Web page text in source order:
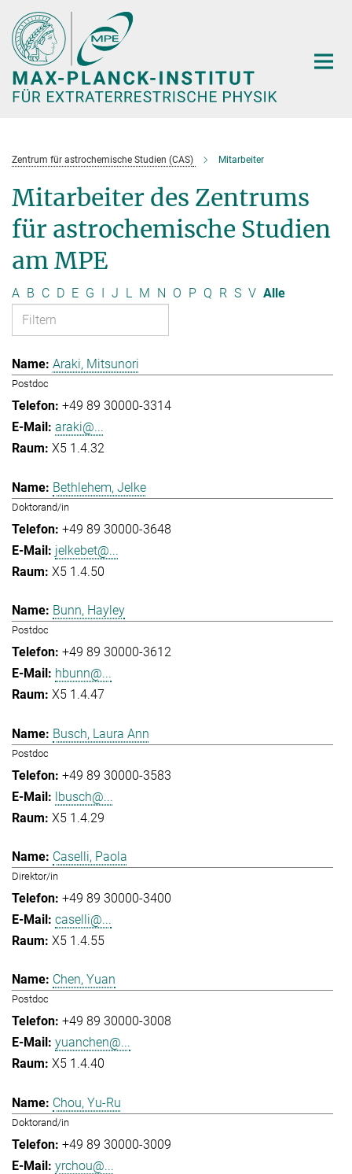
Hauptinhalt
Zentrum für astrochemische Studien (CAS) Mitarbeiter
Mitarbeiter des Zentrums
für astrochemische Studien
am MPE
A B C D E G I J L M N O P Q R S V Alle
Araki, Mitsunori
Postdoc
+49 89 30000-3314
araki@...
X5 1.4.32
Bethlehem, Jelke
Doktorand/in
+49 89 30000-3648
jelkebet@...
X5 1.4.50
Bunn, Hayley
Postdoc
+49 89 30000-3612
hbunn@...
X5 1.4.47
Busch, Laura Ann
Postdoc
+49 89 30000-3583
lbusch@...
X5 1.4.29
Caselli, Paola
Direktor/in
+49 89 30000-3400
caselli@...
X5 1.4.55
Chen, Yuan
Postdoc
+49 89 30000-3008
yuanchen@...
X5 1.4.40
Chou, Yu-Ru
Doktorand/in
+49 89 30000-3009
yrchou@...